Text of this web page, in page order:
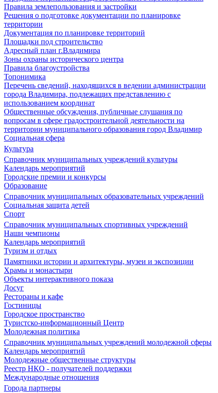
Правила землепользования и застройки
Решения о подготовке документации по планировке
территории
Документация по планировке территорий
Площадки под строительство
Адресный план г.Владимира
Зоны охраны исторического центра
Правила благоустройства
Топонимика
Перечень сведений, находящихся в ведении администрации
города Владимира, подлежащих представлению с
использованием координат
Общественные обсуждения, публичные слушания по
вопросам в сфере градостроительной деятельности на
территории муниципального образования город Владимир
Социальная сфера
Культура
Справочник муниципальных учреждений культуры
Календарь мероприятий
Городские премии и конкурсы
Образование
Справочник муниципальных образовательных учреждений
Социальная защита детей
Спорт
Справочник муниципальных спортивных учреждений
Наши чемпионы
Календарь мероприятий
Туризм и отдых
Памятники истории и архитектуры, музеи и экспозиции
Храмы и монастыри
Объекты интерактивного показа
Досуг
Рестораны и кафе
Гостиницы
Городское пространство
Туристско-информационный Центр
Молодежная политика
Справочник муниципальных учреждений молодежной сферы
Календарь мероприятий
Молодежные общественные структуры
Реестр НКО - получателей поддержки
Международные отношения
Города партнеры